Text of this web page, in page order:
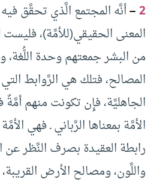
2
–أنَّه المجتمع الَّذي تحقَّق
المعنى الحقيقي(للأمَّة)،
من البشر جمعتهم وحدة
المصالح، فتلك هي الرَّوابط
الجاهليَّة، فإِن تكونت منهم أمَّةٌ
الأمَّة بمعناها الرَّباني ـ فهي
رابطة العقيدة بصرف النَّظر عن
واللَّون، ومصالح الأرض